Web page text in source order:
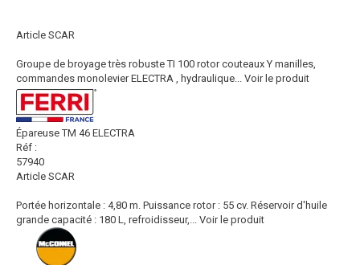
Article SCAR
Groupe de broyage très robuste TI 100 rotor couteaux Y manilles,
commandes monolevier ELECTRA , hydraulique... Voir le produit
Épareuse TM 46 ELECTRA
Réf :
57940
Article SCAR
Portée horizontale : 4,80 m. Puissance rotor : 55 cv. Réservoir d'huile
grande capacité : 180 L, refroidisseur,... Voir le produit